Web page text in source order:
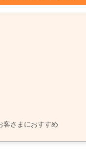
客さまにおすすめ